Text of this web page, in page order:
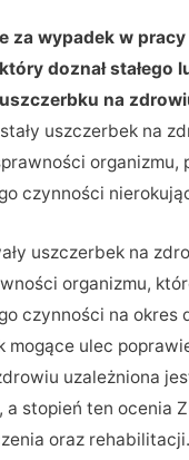
za wypadek w pracy
doznał stałego
na
uszczerbek na
organizmu,
czynności
uszczerbek na
organizmu,
czynności na okres
mogące ulec
uzależniona
a stopień ten ocenia
oraz rehabilitacji.